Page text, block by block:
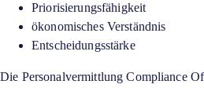
Priorisierungsfähigkeit
ökonomisches Verständnis
Entscheidungsstärke
Die Personalvermittlung Compliance